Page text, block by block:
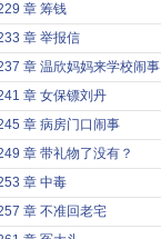
章 筹钱
章 举报信
章 温欣妈妈来学校闹事
章 女保镖刘丹
章 病房门口闹事
章 带礼物了没有？
章 中毒
章 不准回老宅